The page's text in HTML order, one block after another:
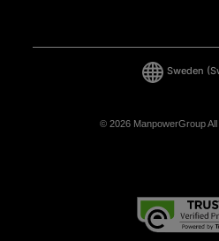
© 2026 ManpowerGroup
Sweden